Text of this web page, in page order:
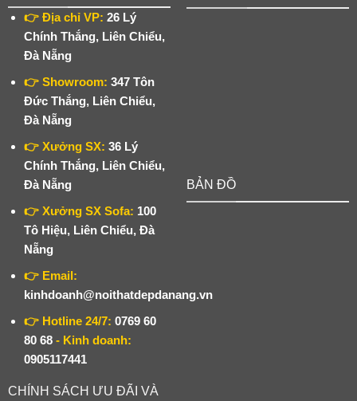
👉 Địa chỉ VP: 26 Lý
Chính Thắng, Liên Chiểu,
Đà Nẵng
👉 Showroom: 347 Tôn
Đức Thắng, Liên Chiểu,
Đà Nẵng
👉 Xưởng SX: 36 Lý
Chính Thắng, Liên Chiểu,
Đà Nẵng
👉 Xưởng SX Sofa: 100
Tô Hiệu, Liên Chiểu, Đà
Nẵng
👉 Email:
kinhdoanh@noithatdepdanang.vn
👉 Hotline 24/7: 0769 60
80 68 - Kinh doanh:
0905117441
CHÍNH SÁCH ƯU ĐÃI VÀ
BẢN ĐỒ